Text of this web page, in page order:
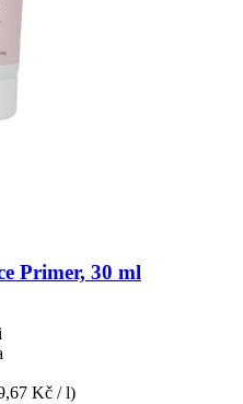
Primer, 30 ml
Kč / l)